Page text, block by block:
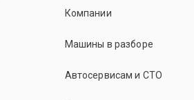
Компании
Машины в разборе
Автосервисам и СТО